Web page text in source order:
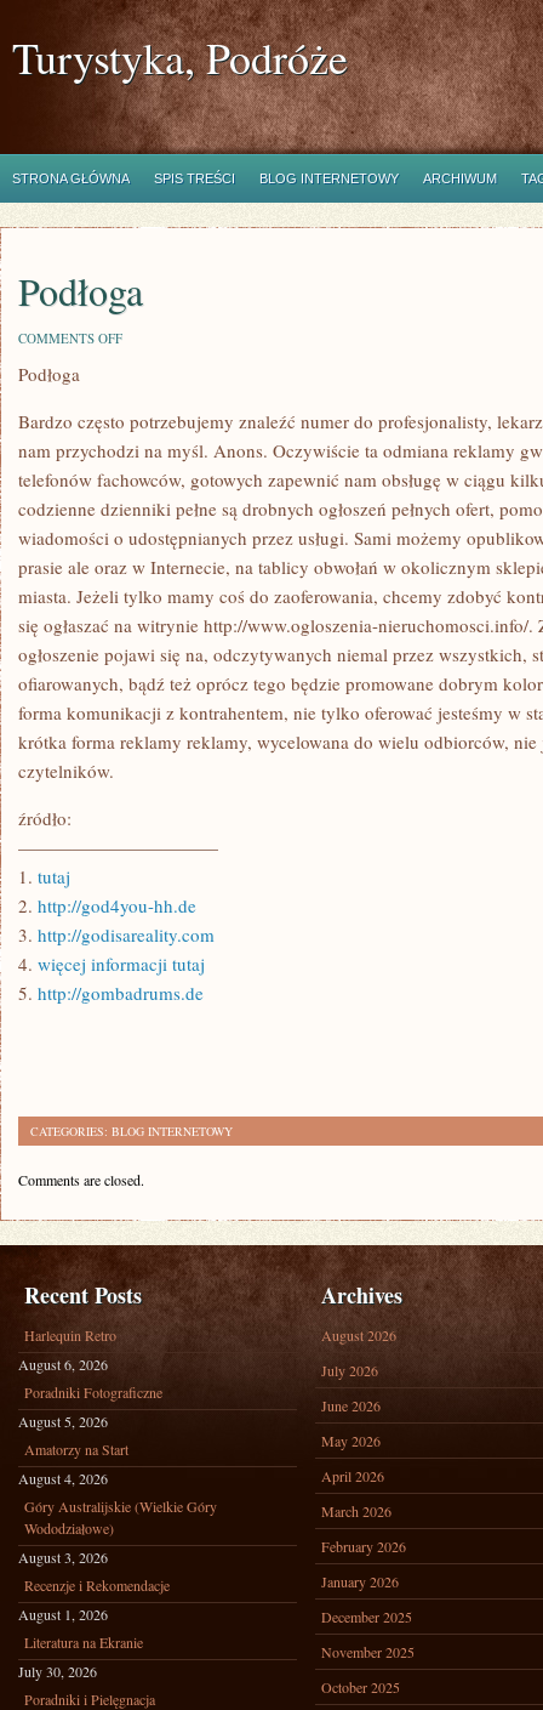
Turystyka, Podróże
STRONA GŁÓWNA SPIS TREŚCI BLOG INTERNETOWY ARCHIWUM
Podłoga
COMMENTS OFFON
Podłoga
Bardzo często potrzebujemy znaleźć numer do profesjonalisty,
nam przychodzi na myśl. Anons. Oczywiście ta odmiana reklamy
telefonów fachowców, gotowych zapewnić nam obsługę w ciągu
codzienne dzienniki pełne są drobnych ogłoszeń pełnych ofert,
wiadomości o udostępnianych przez usługi. Sami możemy
prasie ale oraz w Internecie, na tablicy obwołań w okolicznym
miasta. Jeżeli tylko mamy coś do zaoferowania, chcemy zdobyć
się ogłaszać na witrynie http://www.ogloszenia-nieruchomosci.info/.
ogłoszenie pojawi się na, odczytywanych niemal przez wszystkich,
ofiarowanych, bądź też oprócz tego będzie promowane dobrym
forma komunikacji z kontrahentem, nie tylko oferować jesteśmy w
krótka forma reklamy reklamy, wycelowana do wielu odbiorców,
czytelników.
źródło:
———————————
1. tutaj
2. http://god4you-hh.de
3. http://godisareality.com
4. więcej informacji tutaj
5. http://gombadrums.de
CATEGORIES: BLOG INTERNETOWY
Comments are closed.
Recent Posts
Harlequin Retro
August 6, 2026
Poradniki Fotograficzne
August 5, 2026
Amatorzy na Start
August 4, 2026
Góry Australijskie (Wielkie Góry
Wododziałowe)
August 3, 2026
Recenzje i Rekomendacje
August 1, 2026
Literatura na Ekranie
July 30, 2026
Poradniki i Pielęgnacja
Archives
August 2026
July 2026
June 2026
May 2026
April 2026
March 2026
February 2026
January 2026
December 2025
November 2025
October 2025